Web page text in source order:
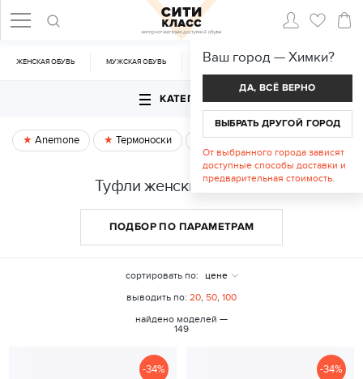
ЖЕНСКАЯ ОБУВЬ МУЖСКАЯ ОБУВЬ CУМКИ АКСЕССУАРЫ
КАТЕГОРИИ
Anemone Термоноски Спецпредложение
Туфли женские в Химки
ПОДБОР ПО ПАРАМЕТРАМ
сортировать по:
цене
выводить по: 20, 50, 100
найдено моделей —
149
-34% -34%
Ваш город — Химки?
ДА, ВСЁ ВЕРНО
ВЫБРАТЬ ДРУГОЙ ГОРОД
От выбранного города зависят
доступные способы доставки и
предварительная стоимость.